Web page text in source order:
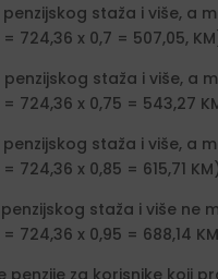
staža i više, a
= 724,36 x 0,7 = 507,05,
staža i više, a
= 724,36 x 0,75 = 543,27
staža i više, a
= 724,36 x 0,85 = 615,71
staža i više ne
= 724,36 x 0,95 = 688,14
penzije za korisnike koji